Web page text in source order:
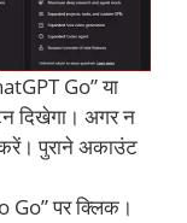
Go” या
दिखेगा। अगर न
पुराने अकाउंट
Go” पर क्लिक।